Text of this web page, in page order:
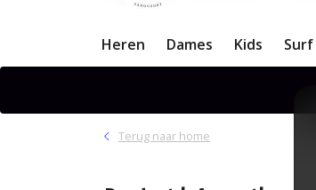
Heren Dames Kids Surf
Terug naar home